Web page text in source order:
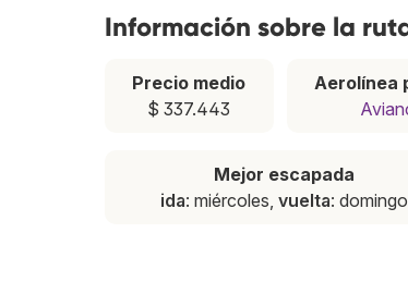
Información sobre la
Precio medio
$ 337.443
Aerolínea
Mejor escapada
ida: miércoles, vuelta: domingo